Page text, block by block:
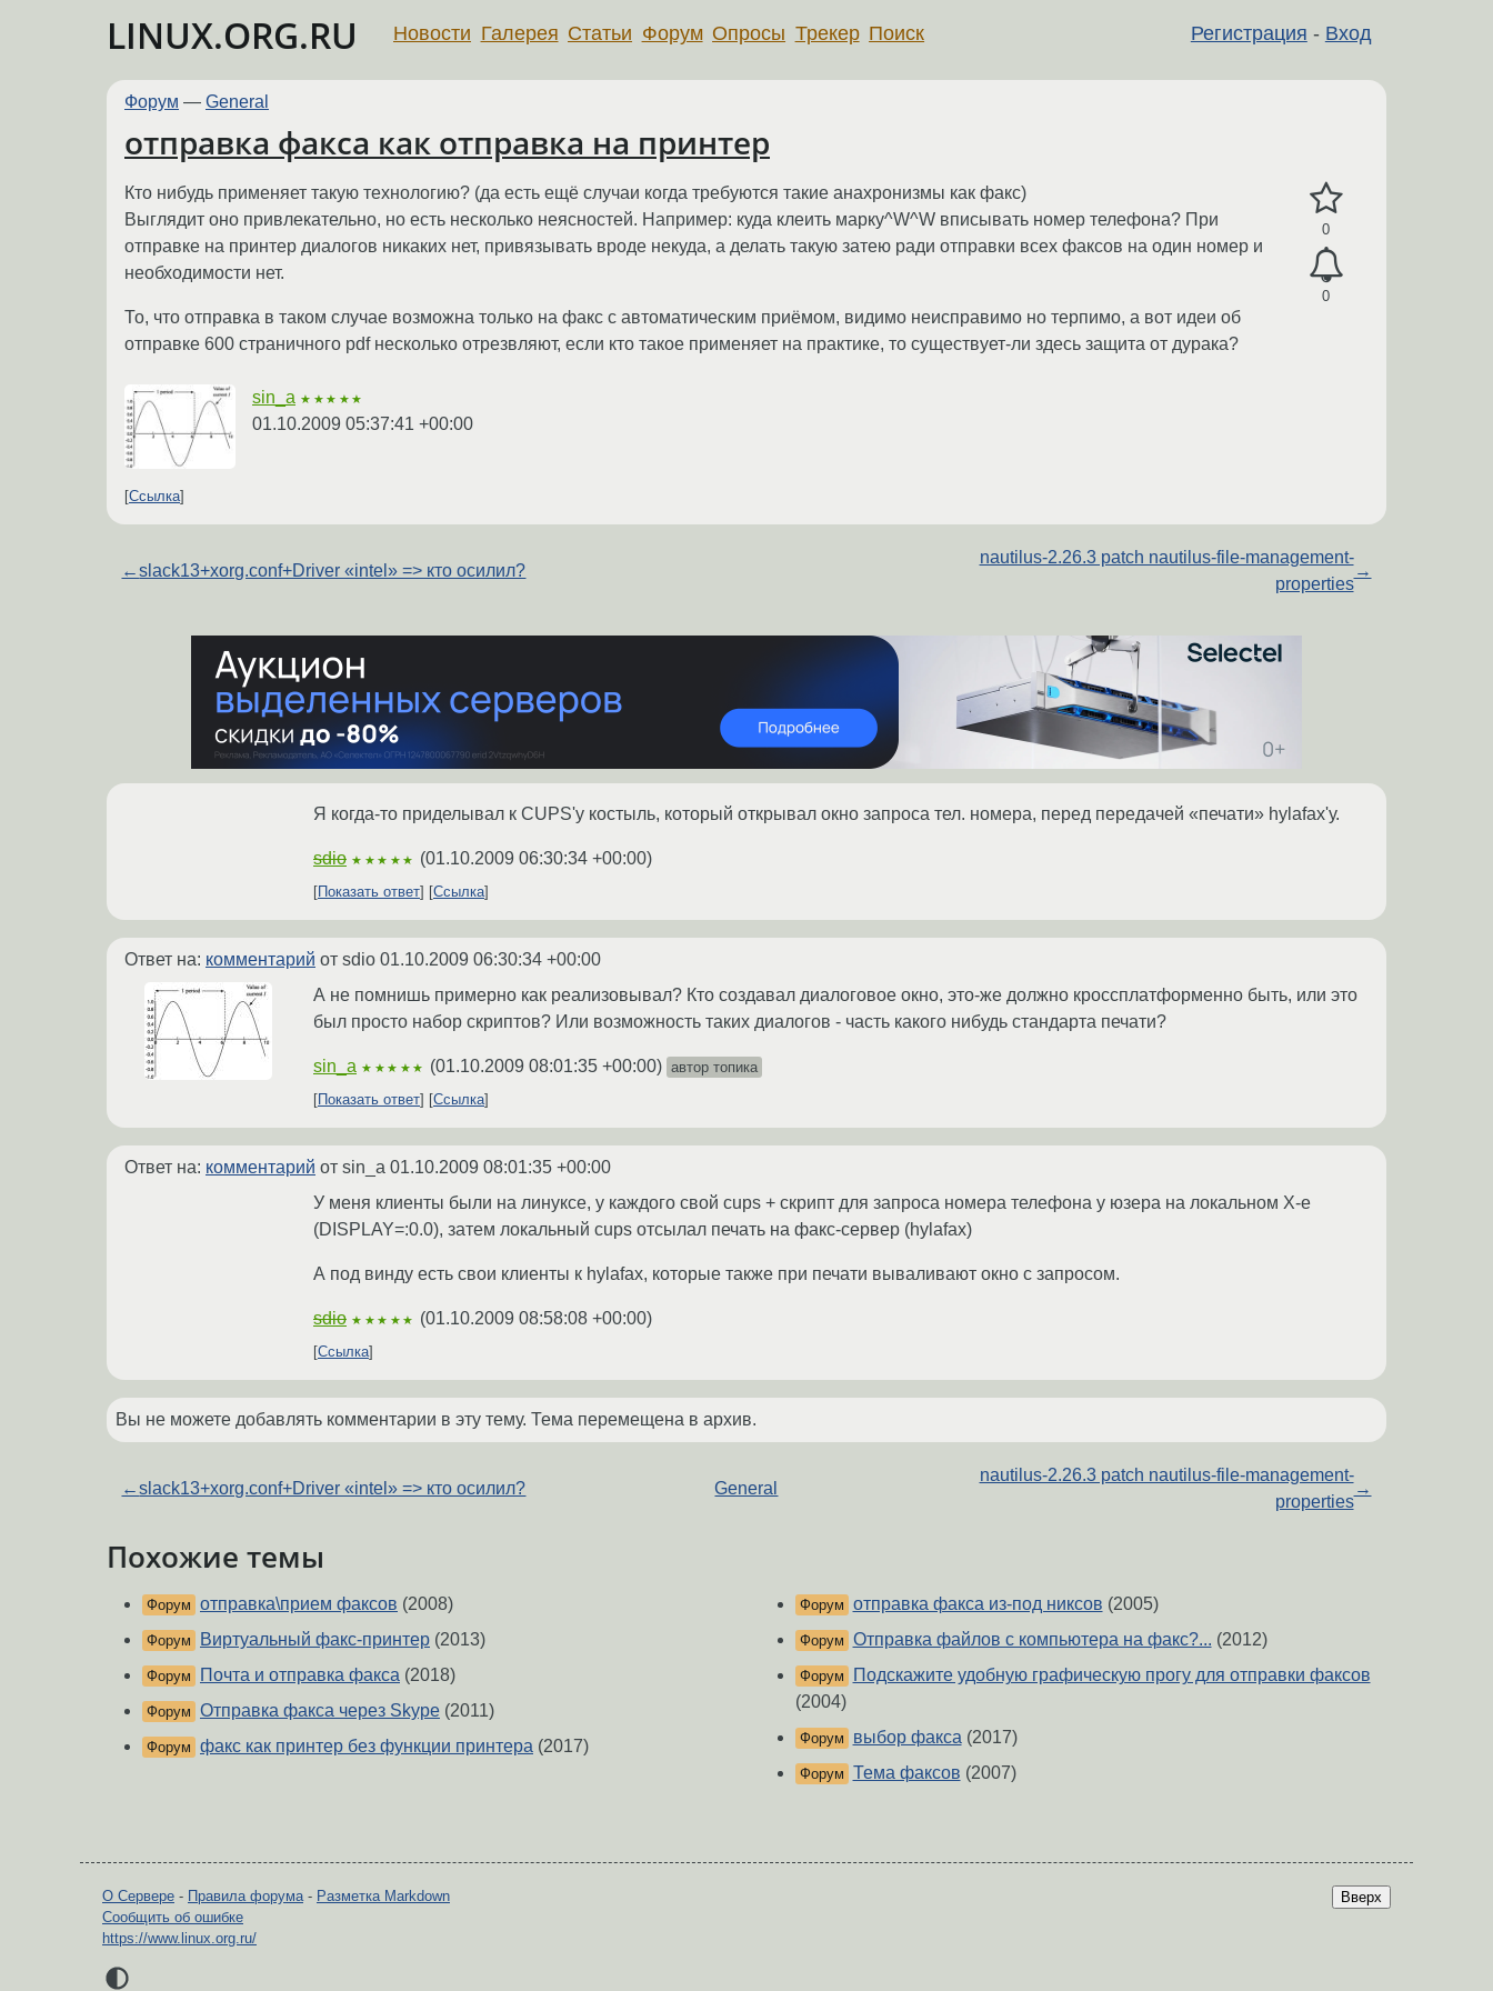
LINUX.ORG.RU Регистрация - Вход
Новости Галерея Статьи Форум Опросы Трекер Поиск
Форум — General
отправка факса как отправка на принтер
0
0
Кто нибудь применяет такую технологию? (да есть ещё случаи когда требуются такие анахронизмы как факс)
Выглядит оно привлекательно, но есть несколько неясностей. Например: куда клеить марку^W^W вписывать номер телефона? При
отправке на принтер диалогов никаких нет, привязывать вроде некуда, а делать такую затею ради отправки всех факсов на один номер и
необходимости нет.
То, что отправка в таком случае возможна только на факс с автоматическим приёмом, видимо неисправимо но терпимо, а вот идеи об
отправке 600 страничного pdf несколько отрезвляют, если кто такое применяет на практике, то существует-ли здесь защита от дурака?
sin_a ★★★★★
01.10.2009 05:37:41 +00:00
Ссылка
←slack13+xorg.conf+Driver «intel» => кто осилил?
nautilus-2.26.3 patch nautilus-file-management-
properties
→
Я когда-то приделывал к CUPS'у костыль, который открывал окно запроса тел. номера, перед передачей «печати» hylafax'у.
sdio ★★★★★ (01.10.2009 06:30:34 +00:00)
Показать ответ Ссылка
Ответ на: комментарий от sdio 01.10.2009 06:30:34 +00:00
А не помнишь примерно как реализовывал? Кто создавал диалоговое окно, это-же должно кроссплатформенно быть, или это
был просто набор скриптов? Или возможность таких диалогов - часть какого нибудь стандарта печати?
sin_a ★★★★★ (01.10.2009 08:01:35 +00:00) автор топика
Показать ответ
Ссылка
Ответ на: комментарий от sin_a 01.10.2009 08:01:35 +00:00
У меня клиенты были на линуксе, у каждого свой cups + скрипт для запроса номера телефона у юзера на локальном Х-е
(DISPLAY=:0.0), затем локальный cups отсылал печать на факс-сервер (hylafax)
А под винду есть свои клиенты к hylafax, которые также при печати вываливают окно с запросом.
sdio ★★★★★ (01.10.2009 08:58:08 +00:00)
Ссылка
Вы не можете добавлять комментарии в эту тему. Тема перемещена в архив.
←slack13+xorg.conf+Driver «intel» => кто осилил? General
nautilus-2.26.3 patch nautilus-file-management-
properties
→
Похожие темы
Форум отправка\прием факсов (2008)
Форум Виртуальный факс-принтер (2013)
Форум Почта и отправка факса (2018)
Форум Отправка факса через Skype (2011)
Форум факс как принтер без функции принтера (2017)
Форум отправка факса из-под никсов (2005)
Форум Отправка файлов с компьютера на факс?... (2012)
Форум
Подскажите удобную графическую прогу для отправки факсов
(2004)
Форум выбор факса (2017)
Форум Тема факсов (2007)
Вверх
О Сервере - Правила форума - Разметка Markdown
Сообщить об ошибке
https://www.linux.org.ru/